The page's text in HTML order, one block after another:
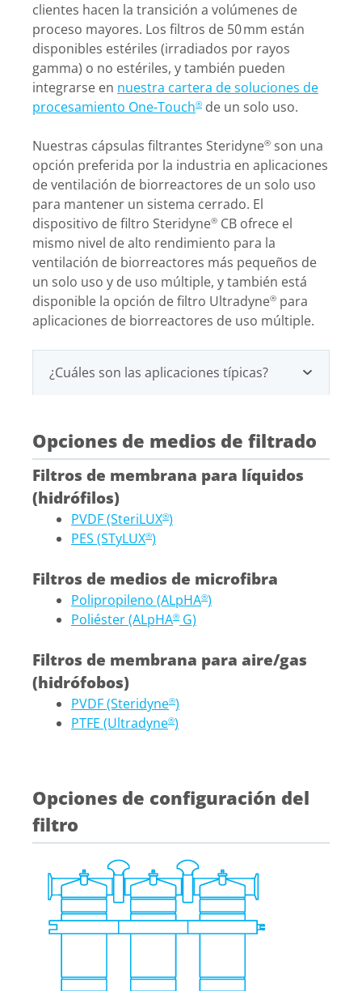
clientes hacen la transición a volúmenes de
proceso mayores. Los filtros de 50 mm están
disponibles estériles (irradiados por rayos
gamma) o no estériles, y también pueden
integrarse en nuestra cartera de soluciones de
procesamiento One-Touch® de un solo uso.
Nuestras cápsulas filtrantes Steridyne® son una
opción preferida por la industria en aplicaciones
de ventilación de biorreactores de un solo uso
para mantener un sistema cerrado. El
dispositivo de filtro Steridyne® CB ofrece el
mismo nivel de alto rendimiento para la
ventilación de biorreactores más pequeños de
un solo uso y de uso múltiple, y también está
disponible la opción de filtro Ultradyne® para
aplicaciones de biorreactores de uso múltiple.
¿Cuáles son las aplicaciones típicas?
Opciones de medios de filtrado
Filtros de membrana para líquidos
(hidrófilos)
PVDF (SteriLUX®)
PES (STyLUX®)
Filtros de medios de microfibra
Polipropileno (ALpHA®)
Poliéster (ALpHA® G)
Filtros de membrana para aire/gas
(hidrófobos)
PVDF (Steridyne®)
PTFE (Ultradyne®)
Opciones de configuración del
filtro